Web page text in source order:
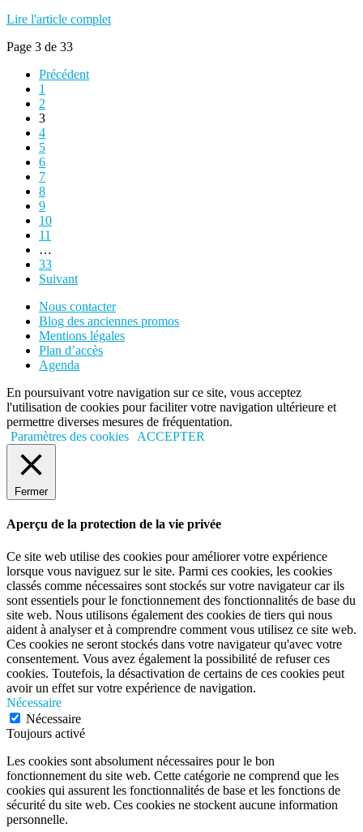
Lire l'article complet
Page 3 de 33
Précédent
1
2
3
4
5
6
7
8
9
10
11
…
33
Suivant
Nous contacter
Blog des anciennes promos
Mentions légales
Plan d’accès
Agenda
En poursuivant votre navigation sur ce site, vous acceptez
l'utilisation de cookies pour faciliter votre navigation ultérieure et
permettre diverses mesures de fréquentation.
Paramètres des cookies
ACCEPTER
Fermer
Aperçu de la protection de la vie privée
Ce site web utilise des cookies pour améliorer votre expérience
lorsque vous naviguez sur le site. Parmi ces cookies, les cookies
classés comme nécessaires sont stockés sur votre navigateur car ils
sont essentiels pour le fonctionnement des fonctionnalités de base du
site web. Nous utilisons également des cookies de tiers qui nous
aident à analyser et à comprendre comment vous utilisez ce site web.
Ces cookies ne seront stockés dans votre navigateur qu'avec votre
consentement. Vous avez également la possibilité de refuser ces
cookies. Toutefois, la désactivation de certains de ces cookies peut
avoir un effet sur votre expérience de navigation.
Nécessaire
Nécessaire
Toujours activé
Les cookies sont absolument nécessaires pour le bon
fonctionnement du site web. Cette catégorie ne comprend que les
cookies qui assurent les fonctionnalités de base et les fonctions de
sécurité du site web. Ces cookies ne stockent aucune information
personnelle.